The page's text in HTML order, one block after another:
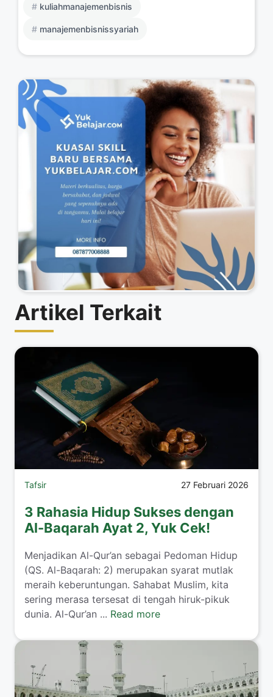
kuliahmanajemenbisnis
manajemenbisnissyariah
Artikel Terkait
Tafsir 27 Februari 2026
3 Rahasia Hidup Sukses dengan
Al-Baqarah Ayat 2, Yuk Cek!
Menjadikan Al-Qur’an sebagai Pedoman Hidup
(QS. Al-Baqarah: 2) merupakan syarat mutlak
meraih keberuntungan. Sahabat Muslim, kita
sering merasa tersesat di tengah hiruk-pikuk
dunia. Al-Qur’an ... Read more